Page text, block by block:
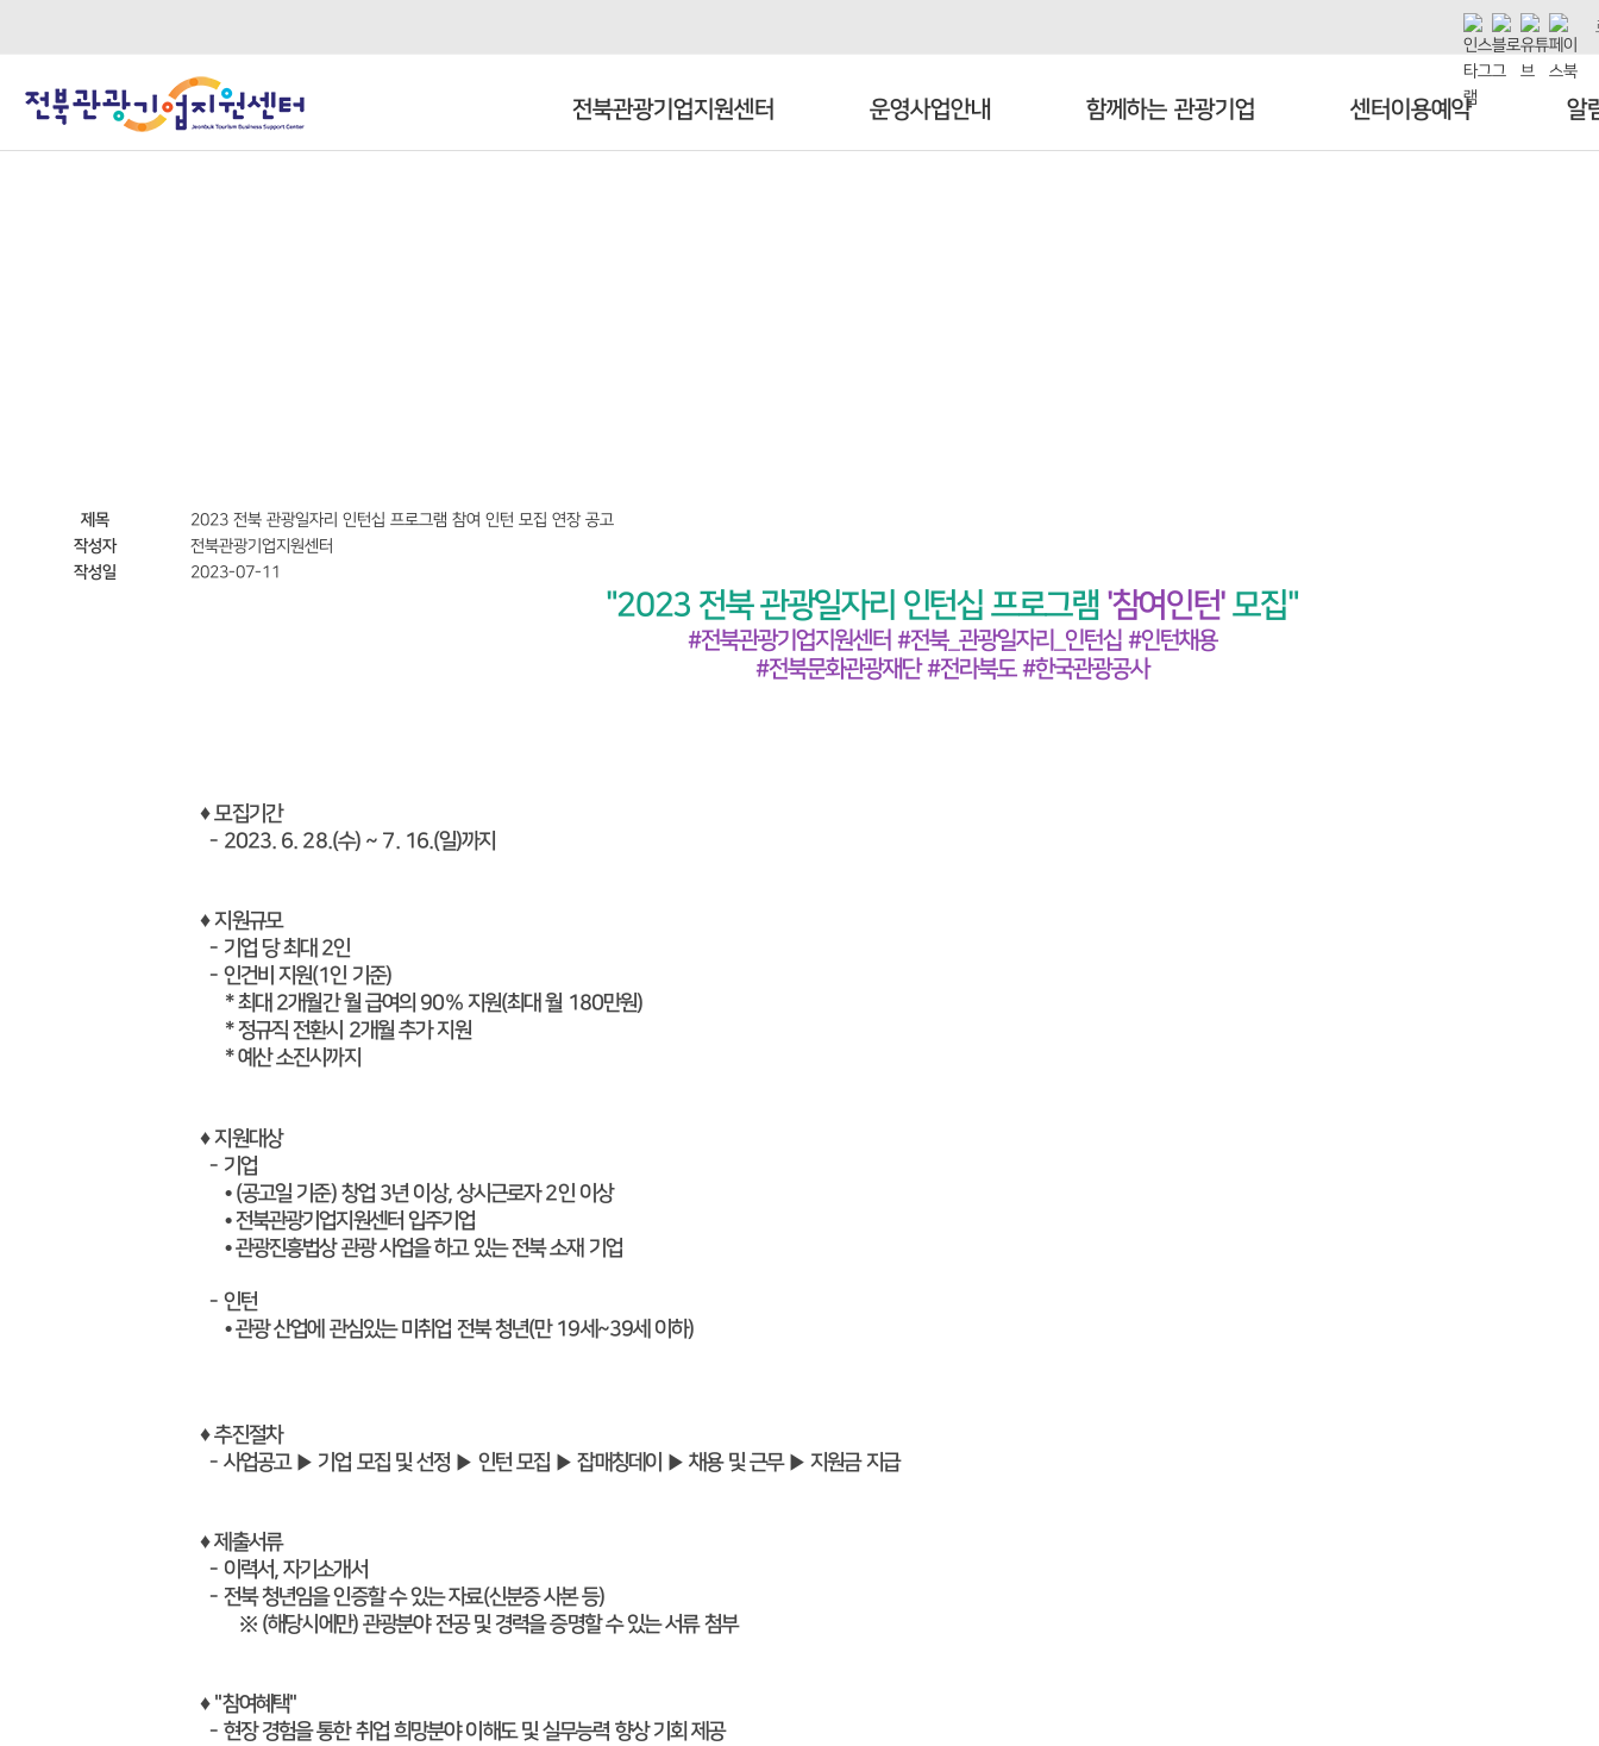
전북관광기업지원센터 운영사업안내 함께하는 관광기업 센터이용예약 알
제목 2023 전북 관광일자리 인턴십 프로그램 참여 인턴 모집 연장 공고
작성자 전북관광기업지원센터
작성일 2023-07-11
"2023 전북 관광일자리 인턴십 프로그램 '참여인턴'모집"
#전북관광기업지원센터 #전북_관광일자리_인턴십 #인턴채용
#전북문화관광재단 #전라북도 #한국관광공사
♦ 모집기간
- 2023. 6. 28.(수) ~ 7. 16.(일)까지
♦지원규모
- 기업 당 최대 2인
- 인건비 지원(1인 기준)
* 최대 2개월간 월 급여의 90% 지원(최대 월 180만원)
* 정규직 전환시 2개월 추가 지원
* 예산 소진시까지
♦지원대상
- 기업
• (공고일 기준) 창업 3년 이상, 상시근로자 2인 이상
• 전북관광기업지원센터 입주기업
• 관광진흥법상 관광 사업을 하고 있는 전북 소재 기업
- 인턴
• 관광 산업에 관심있는 미취업 전북 청년(만 19세~39세 이하)
♦추진절차
- 사업공고 ▶ 기업 모집 및 선정 ▶ 인턴 모집 ▶ 잡매칭데이 ▶ 채용 및 근무 ▶ 지원금 지급
♦제출서류
- 이력서, 자기소개서
- 전북 청년임을 인증할 수 있는 자료(신분증 사본 등)
※ (해당시에만) 관광분야 전공 및 경력을 증명할 수 있는 서류 첨부
♦ "참여혜택"
- 현장 경험을 통한 취업 희망분야 이해도 및 실무능력 향상 기회 제공